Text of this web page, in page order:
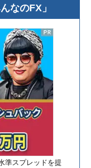
なのFX」
準スプレッドを提